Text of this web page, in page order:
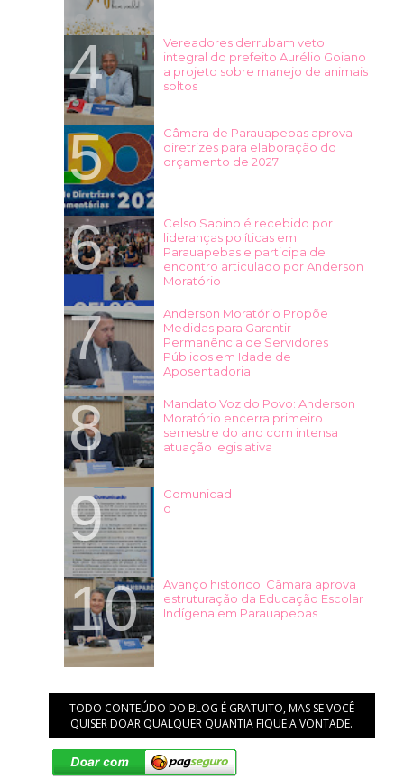
Vereadores derrubam veto
integral do prefeito Aurélio Goiano
a projeto sobre manejo de animais
soltos
Câmara de Parauapebas aprova
diretrizes para elaboração do
orçamento de 2027
Celso Sabino é recebido por
lideranças políticas em
Parauapebas e participa de
encontro articulado por Anderson
Moratório
Anderson Moratório Propõe
Medidas para Garantir
Permanência de Servidores
Públicos em Idade de
Aposentadoria
Mandato Voz do Povo: Anderson
Moratório encerra primeiro
semestre do ano com intensa
atuação legislativa
Comunicad
o
Avanço histórico: Câmara aprova
estruturação da Educação Escolar
Indígena em Parauapebas
TODO CONTEÚDO DO BLOG É GRATUITO, MAS SE VOCÊ
QUISER DOAR QUALQUER QUANTIA FIQUE A VONTADE.